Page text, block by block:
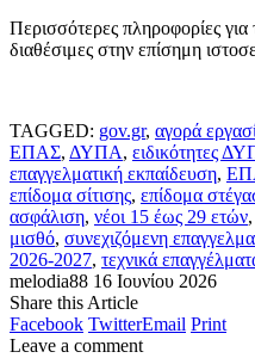
Περισσότερες πληροφορίες για
διαθέσιμες στην επίσημη
TAGGED: gov.gr, αγορά
ΕΠΑΣ, ΔΥΠΑ, ειδικότητες
επαγγελματική εκπαίδευση,
επίδομα σίτισης, επίδομα
ασφάλιση, νέοι 15 έως 29 ετών,
μισθό, συνεχιζόμενη
2026-2027, τεχνικά
melodia88 16 Ιουνίου 2026
Share this Article
Facebook TwitterEmail Print
Leave a comment